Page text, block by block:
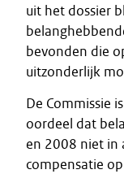
uit het dossier
bevonden die
uitzonderlijk
De Commissie
oordeel dat
en 2008 niet in
compensatie